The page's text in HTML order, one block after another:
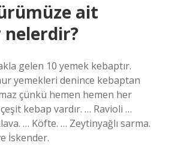
ait
gelen 10 yemek kebaptır.
yemekleri denince kebaptan
çünkü hemen hemen her
kebap vardır. … Ravioli …
… Köfte. … Zeytinyağlı sarma.
İskender.